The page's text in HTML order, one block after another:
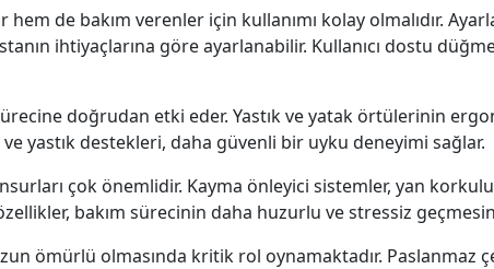
de bakım verenler için kullanımı kolay olmalıdır.
ihtiyaçlarına göre ayarlanabilir. Kullanıcı dostu
doğrudan etki eder. Yastık ve yatak örtülerinin
ve yastık destekleri, daha güvenli bir uyku deneyimi sağlar.
çok önemlidir. Kayma önleyici sistemler, yan
bakım sürecinin daha huzurlu ve stressiz
ömürlü olmasında kritik rol oynamaktadır. Paslanmaz